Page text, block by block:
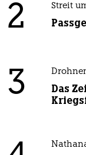
2 Streit
3
Das